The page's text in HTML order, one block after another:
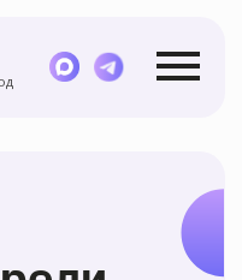
Мастер-классы